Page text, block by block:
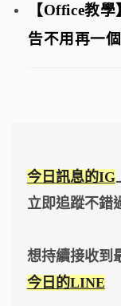
【Office教
告不用再一
今日訊息的IG
立即追蹤不錯
想持續接收到
今日的LINE